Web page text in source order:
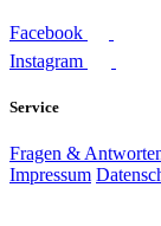
Facebook
Instagram
Service
Fragen &
Impressum